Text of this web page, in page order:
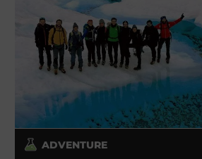
ADVENTURE